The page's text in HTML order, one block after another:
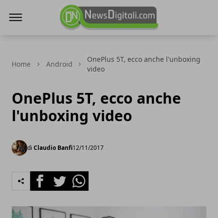
Home Android
OnePlus 5T, ecco anche l'unboxing
video
OnePlus 5T, ecco anche
l'unboxing video
di Claudio Banfi12/11/2017
FacebookTwitterWhatsapp